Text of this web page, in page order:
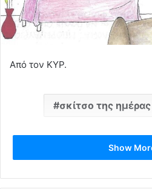
Από τον ΚΥΡ.
σκίτσο της ημέρας
Show